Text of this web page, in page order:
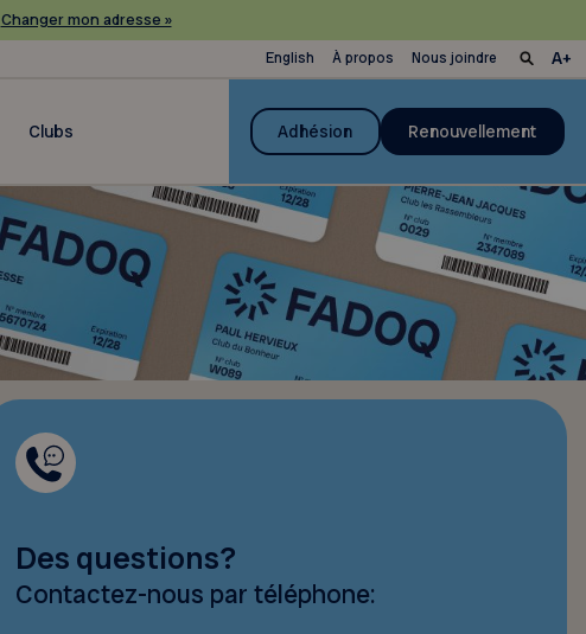
Changer mon adresse »
English À propos Nous joindre
Clubs Adhésion Renouvellement
Des questions?
Contactez-nous par téléphone: